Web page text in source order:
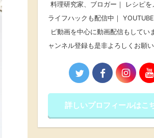
料理研究家、ブロガー｜ レシピを
ライフハックも配信中｜
ピ動画を中心に動画配信もしてい
ャンネル登録も是非よろしくお願い
詳しいプロフィールはこ